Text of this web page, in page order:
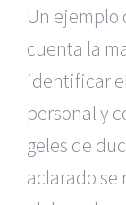
Un ejemplo
cuenta la
identificar
personal y
geles de
aclarado